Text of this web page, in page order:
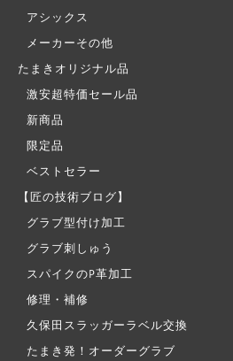
アシックス
メーカーその他
たまきオリジナル品
激安超特価セール品
新商品
限定品
ベストセラー
【匠の技術ブログ】
グラブ型付け加工
グラブ刺しゅう
スパイクのP革加工
修理・補修
久保田スラッガーラベル交換
たまき発！オーダーグラブ